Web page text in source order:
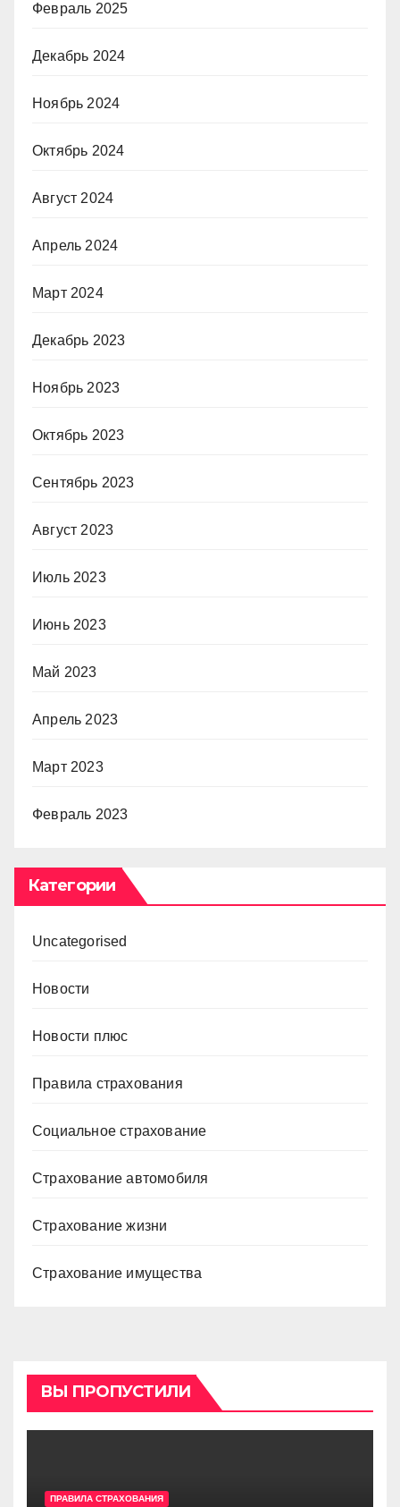
Февраль 2025
Декабрь 2024
Ноябрь 2024
Октябрь 2024
Август 2024
Апрель 2024
Март 2024
Декабрь 2023
Ноябрь 2023
Октябрь 2023
Сентябрь 2023
Август 2023
Июль 2023
Июнь 2023
Май 2023
Апрель 2023
Март 2023
Февраль 2023
Категории
Uncategorised
Новости
Новости плюс
Правила страхования
Социальное страхование
Страхование автомобиля
Страхование жизни
Страхование имущества
ВЫ ПРОПУСТИЛИ
ПРАВИЛА СТРАХОВАНИЯ